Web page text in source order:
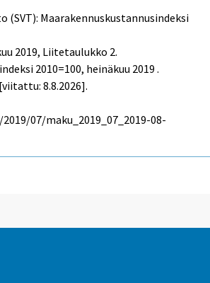
(SVT): Maarakennuskustannusindeksi
2019, Liitetaulukko 2.
2010=100, heinäkuu 2019 .
8.8.2026].
07/maku_2019_07_2019-08-